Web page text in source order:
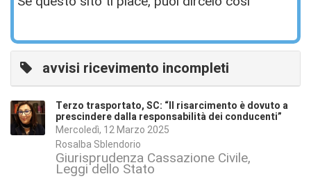
avvisi ricevimento incompleti
Terzo trasportato, SC: “Il risarcimento è dovuto a
prescindere dalla responsabilità dei conducenti”
Mercoledì, 12 Marzo 2025
Rosalba Sblendorio
Giurisprudenza Cassazione Civile
Leggi dello Stato